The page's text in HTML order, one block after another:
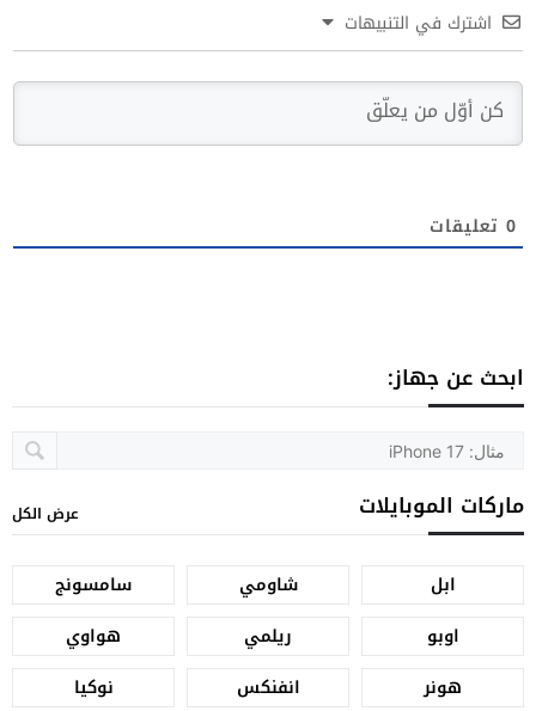
اشترك في التنبيهات
0 تعليقات
ابحث عن جهاز:
ماركات الموبايلات عرض الكل
ابل شاومي
سامسونج
اوبو
ريلمي
هواوي
هونر
انفنكس
نوكيا